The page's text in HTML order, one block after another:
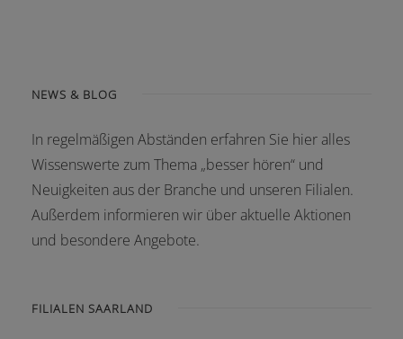
NEWS & BLOG
In regelmäßigen Abständen erfahren Sie hier alles
Wissenswerte zum Thema „besser hören“ und
Neuigkeiten aus der Branche und unseren Filialen.
Außerdem informieren wir über aktuelle Aktionen
und besondere Angebote.
FILIALEN SAARLAND